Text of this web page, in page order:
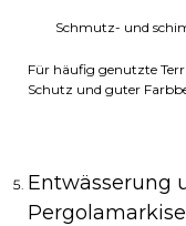
Schmutz- und
Für häufig genutzte
Schutz und guter
Entwässerung
Pergolamarkise